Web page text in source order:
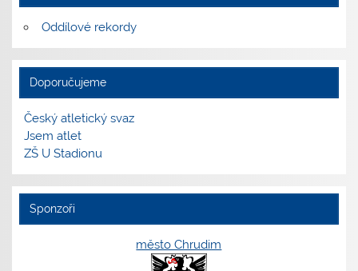
Oddílové rekordy
Doporučujeme
Český atletický svaz
Jsem atlet
ZŠ U Stadionu
Sponzoři
město Chrudim